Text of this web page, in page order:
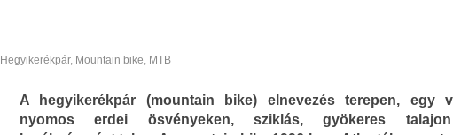
Hegyikerékpár, Mountain bike, MTB
A hegyikerékpár (mountain bike) elnevezés terepen, egy
nyomos erdei ösvényeken, sziklás, gyökeres